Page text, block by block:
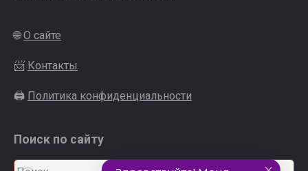
🌐О сайте
📨 Контакты
🖨 Политика конфиденциальности
Поиск по сайту
Search